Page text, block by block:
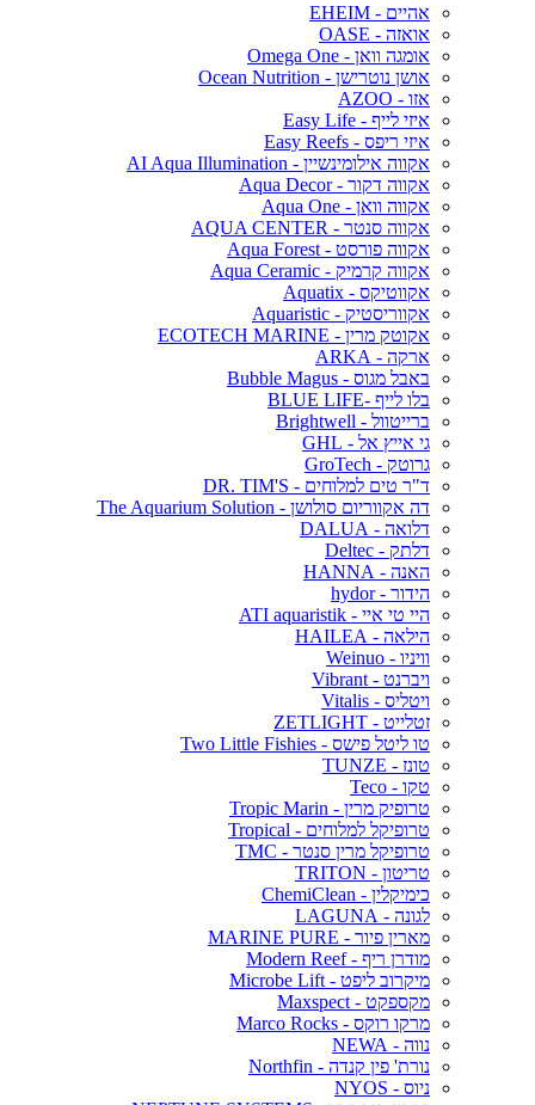
אהיים - EHEIM
אואזה - OASE
אומגה וואן - Omega One
אושן נוטרישן - Ocean Nutrition
אזו - AZOO
איזי לייף - Easy Life
איזי ריפס - Easy Reefs
אקווה אילומינשיין - AI Aqua Illumination
אקווה דקור - Aqua Decor
אקווה וואן - Aqua One
אקווה סנטר - AQUA CENTER
אקווה פורסט - Aqua Forest
אקווה קרמיק - Aqua Ceramic
אקווטיקס - Aquatix
אקווריסטיק - Aquaristic
אקוטק מרין - ECOTECH MARINE
ארקה - ARKA
באבל מגוס - Bubble Magus
בלו לייף -BLUE LIFE
ברייטוול - Brightwell
גי אייץ אל - GHL
גרוטק - GroTech
ד"ר טים למלוחים - DR. TIM'S
דה אקווריום סולושן - The Aquarium Solution
דלואה - DALUA
דלתק - Deltec
האנה - HANNA
הידור - hydor
היי טי איי - ATI aquaristik
הילאה - HAILEA
וויניו - Weinuo
ויברנט - Vibrant
ויטליס - Vitalis
זטלייט - ZETLIGHT
טו ליטל פישס - Two Little Fishies
טונז - TUNZE
טקו - Teco
טרופיק מרין - Tropic Marin
טרופיקל למלוחים - Tropical
טרופיקל מרין סנטר - TMC
טריטון - TRITON
כימיקלין - ChemiClean
לגונה - LAGUNA
מארין פיור - MARINE PURE
מודרן ריף - Modern Reef
מיקרוב ליפט - Microbe Lift
מקספקט - Maxspect
מרקו רוקס - Marco Rocks
נווה - NEWA
נורת' פין קנדה - Northfin
ניוס - NYOS